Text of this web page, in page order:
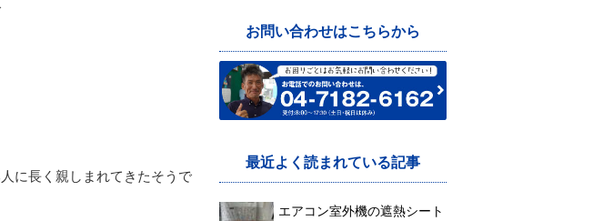
に長く親しまれてきたそうで
お問い合わせはこちらから
最近よく読まれている記事
エアコン室外機の遮熱シート